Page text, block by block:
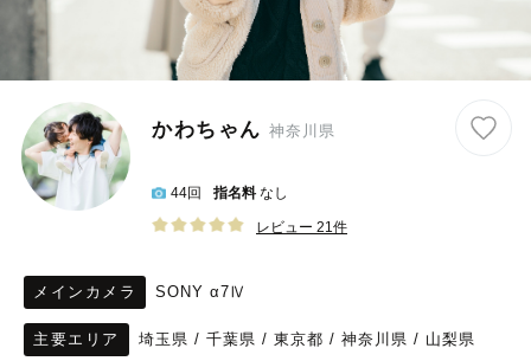
かわちゃん 神奈川県
44回 指名料 なし
レビュー 21件
メインカメラ SONY α7Ⅳ
主要エリア 埼玉県 / 千葉県 / 東京都 / 神奈川県 / 山梨県